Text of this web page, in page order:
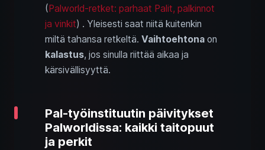
( Palworld-retket: parhaat Palit, palkinnot
ja vinkit) . Yleisesti saat niitä kuitenkin
miltä tahansa retkeltä. Vaihtoehtona on
kalastus, jos sinulla riittää aikaa ja
kärsivällisyyttä.
Pal-työinstituutin päivitykset
Palworldissa: kaikki taitopuut
ja perkit